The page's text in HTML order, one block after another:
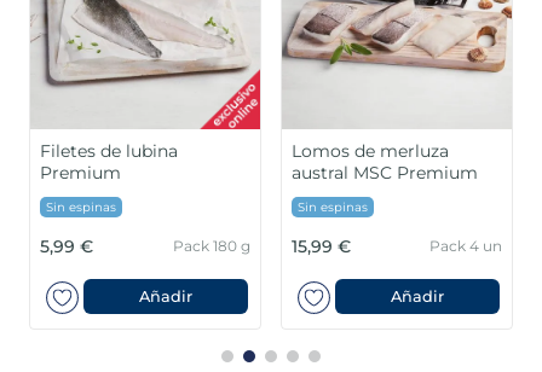
Filetes de lubina
Premium
Sin espinas
5,99 € Pack 180 g
Añadir
Lomos de merluza
austral MSC Premium
Sin espinas
15,99 € Pack 4 un
Añadir